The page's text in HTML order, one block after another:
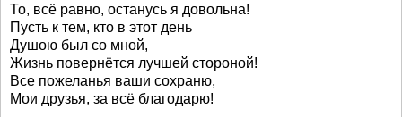
То, всё равно, останусь я довольна!
Пусть к тем, кто в этот день
Душою был со мной,
Жизнь повернётся лучшей стороной!
Все пожеланья ваши сохраню,
Мои друзья, за всё благодарю!